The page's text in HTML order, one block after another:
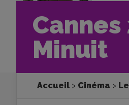
Minuit
Accueil Cinéma